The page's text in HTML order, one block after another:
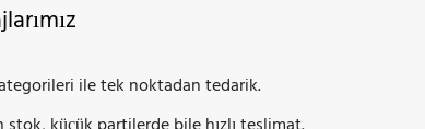
ile tek noktadan tedarik.